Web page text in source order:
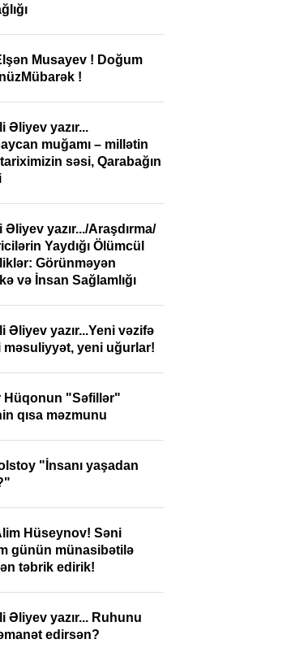
Musayev ! Doğum
!
Əliyev yazır...
muğamı – millətin
səsi, Qarabağın
yazır.../Araşdırma/
Yaydığı Ölümcül
Görünməyən
və İnsan Sağlamlığı
Əliyev yazır...Yeni vəzifə
məsuliyyət, yeni uğurlar!
Hüqonun "Səfillər"
qısa məzmunu
"İnsanı yaşadan
Hüseynov! Səni
günün münasibətilə
təbrik edirik!
Əliyev yazır... Ruhunu
edirsən?